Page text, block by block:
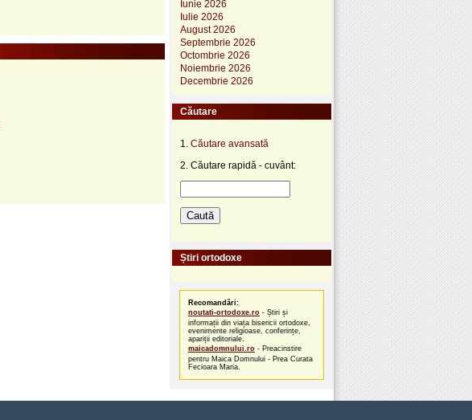
Iunie 2026
Iulie 2026
August 2026
Septembrie 2026
Octombrie 2026
Noiembrie 2026
Decembrie 2026
Căutare
1. Căutare avansată
2. Căutare rapidă - cuvânt:
Știri ortodoxe
Recomandări:
noutati-ortodoxe.ro - Știri și
informații din viața bisericii ortodoxe,
evenimente religioase, conferințe,
apariții editoriale.
maicadomnului.ro - Preacinstire
pentru Maica Domnului - Prea Curata
Fecioara Maria.